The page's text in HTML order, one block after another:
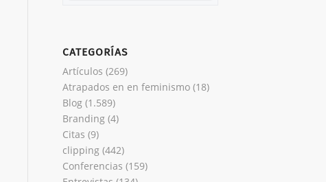
CATEGORÍAS
Artículos (269)
Atrapados en en feminismo(18)
Blog(1.589)
Branding(4)
Citas (9)
clipping(442)
Conferencias (159)